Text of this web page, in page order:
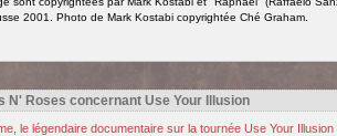
2001. Photo de Mark Kostabi copyrightée Ché Graham.
N' Roses concernant Use Your Illusion
le légendaire documentaire sur la tournée Use Your